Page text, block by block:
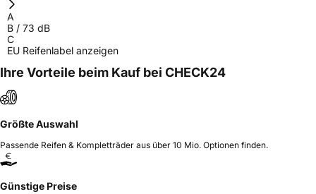
A
B / 73 dB
C
EU Reifenlabel anzeigen
Ihre Vorteile beim Kauf bei CHECK24
Größte Auswahl
Passende Reifen & Kompletträder aus über 10 Mio. Optionen finden.
Günstige Preise